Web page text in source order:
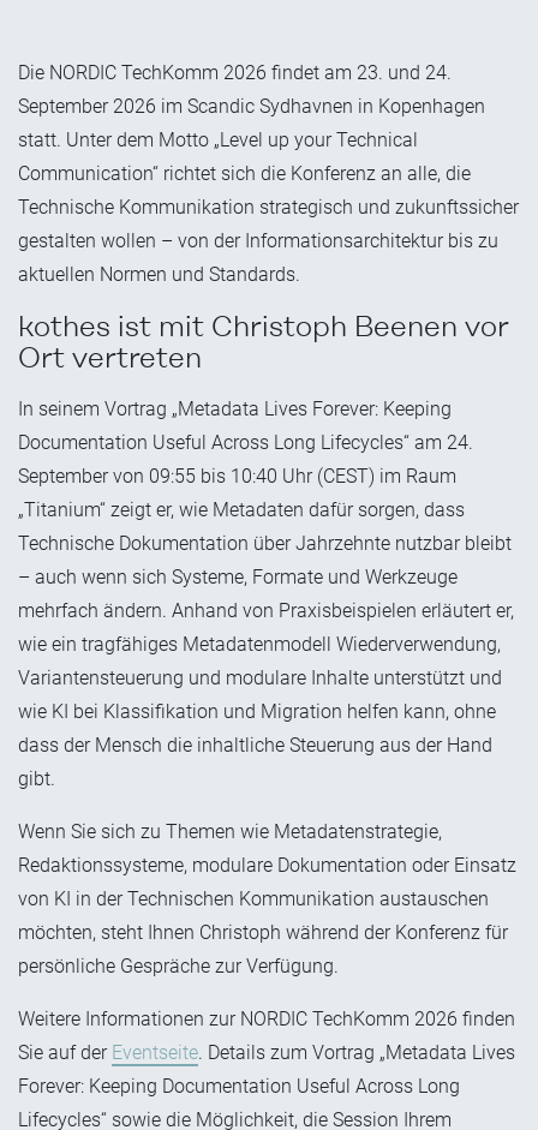
Die NORDIC TechKomm 2026 findet am 23. und 24.
September 2026 im Scandic Sydhavnen in Kopenhagen
statt. Unter dem Motto „Level up your Technical
Communication“ richtet sich die Konferenz an alle, die
Technische Kommunikation strategisch und zukunftssicher
gestalten wollen – von der Informationsarchitektur bis zu
aktuellen Normen und Standards.
kothes ist mit Christoph Beenen vor
Ort vertreten
In seinem Vortrag „Metadata Lives Forever: Keeping
Documentation Useful Across Long Lifecycles“ am 24.
September von 09:55 bis 10:40 Uhr (CEST) im Raum
„Titanium“ zeigt er, wie Metadaten dafür sorgen, dass
Technische Dokumentation über Jahrzehnte nutzbar bleibt
– auch wenn sich Systeme, Formate und Werkzeuge
mehrfach ändern. Anhand von Praxisbeispielen erläutert er,
wie ein tragfähiges Metadatenmodell Wiederverwendung,
Variantensteuerung und modulare Inhalte unterstützt und
wie KI bei Klassifikation und Migration helfen kann, ohne
dass der Mensch die inhaltliche Steuerung aus der Hand
gibt.
Wenn Sie sich zu Themen wie Metadatenstrategie,
Redaktionssysteme, modulare Dokumentation oder Einsatz
von KI in der Technischen Kommunikation austauschen
möchten, steht Ihnen Christoph während der Konferenz für
persönliche Gespräche zur Verfügung.
Weitere Informationen zur NORDIC TechKomm 2026 finden
Sie auf der Eventseite. Details zum Vortrag „Metadata Lives
Forever: Keeping Documentation Useful Across Long
Lifecycles“ sowie die Möglichkeit, die Session Ihrem